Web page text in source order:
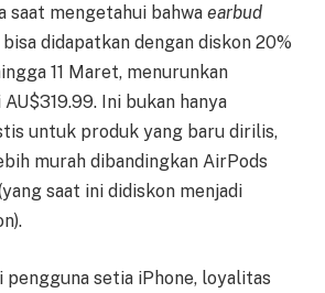
saat mengetahui bahwa earbud
didapatkan dengan diskon 20%
11 Maret, menurunkan
Ini bukan hanya
untuk produk yang baru dirilis,
murah dibandingkan AirPods
saat ini didiskon menjadi
pengguna setia iPhone, loyalitas